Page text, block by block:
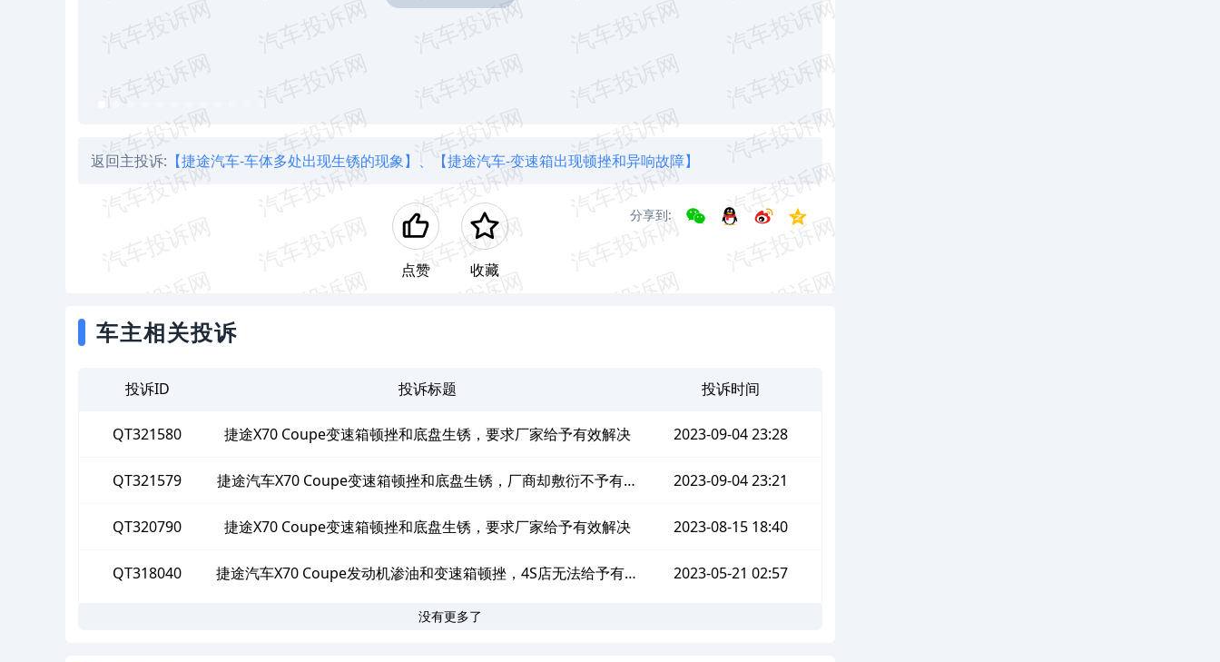
返回主投诉: 【捷途汽车-车体多处出现生锈的现象】、 【捷途汽车-变速箱出现顿挫和异响故障】
点赞 收藏
分享到:
车主相关投诉
投诉ID 投诉标题 投诉时间
QT321580 捷途X70 Coupe变速箱顿挫和底盘生锈，要求厂家给予有效解决 2023-09-04 23:28
QT321579 捷途汽车X70 Coupe变速箱顿挫和底盘生锈，厂商却敷衍不予有效
解决问题
2023-09-04 23:21
QT320790 捷途X70 Coupe变速箱顿挫和底盘生锈，要求厂家给予有效解决 2023-08-15 18:40
QT318040 捷途汽车X70 Coupe发动机渗油和变速箱顿挫，4S店无法给予有效
维修
2023-05-21 02:57
没有更多了